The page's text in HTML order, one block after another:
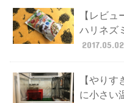
【レビ
ハリネズ
2017.05.02
【やり
に小さい